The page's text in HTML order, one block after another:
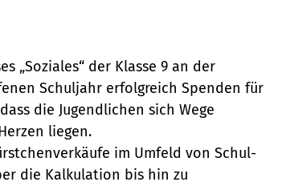
„Soziales“ der Klasse 9 an der
Schuljahr erfolgreich Spenden für
die Jugendlichen sich Wege
liegen.
im Umfeld von Schul-
die Kalkulation bis hin zu